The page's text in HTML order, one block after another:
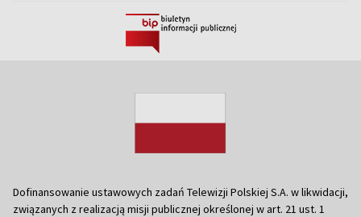
Dofinansowanie ustawowych zadań Telewizji Polskiej S.A. w likwidacji,
związanych z realizacją misji publicznej określonej w art. 21 ust. 1